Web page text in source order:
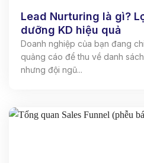
Lead Nurturing là gì?
dưỡng KD hiệu quả
Doanh nghiệp của bạn đang
quảng cáo để thu về danh
nhưng đội ngũ...